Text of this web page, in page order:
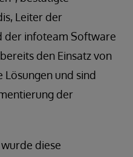
Leiter der
der infoteam Software
den Einsatz von
Lösungen und sind
der
diese